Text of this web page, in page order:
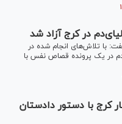
در کرج آزاد شد
با تلاش‌های انجام شده در
در یک پرونده قصاص نفس با
با دستور دادستان